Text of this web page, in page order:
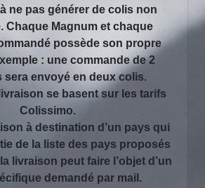
ne pas générer de colis non
Chaque Magnum et chaque
possède son propre
: une commande de 2
sera envoyé en deux colis.
se basent sur les tarifs
Colissimo.
à destination d’un pays qui
de la liste des pays proposés
livraison peut faire l’objet d’un
demandé par mail.